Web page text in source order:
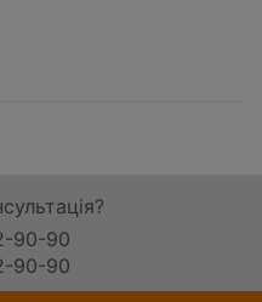
90-90
90-90